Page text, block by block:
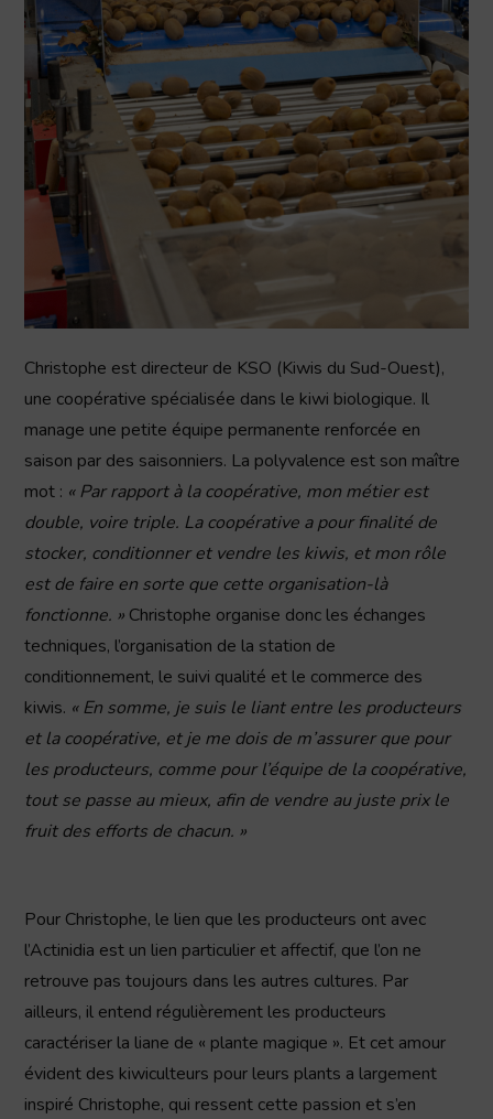
Christophe est directeur de KSO (Kiwis du Sud-Ouest),
une coopérative spécialisée dans le kiwi biologique. Il
manage une petite équipe permanente renforcée en
saison par des saisonniers. La polyvalence est son maître
mot : « Par rapport à la coopérative, mon métier est
double, voire triple. La coopérative a pour finalité de
stocker, conditionner et vendre les kiwis, et mon rôle
est de faire en sorte que cette organisation-là
fonctionne. » Christophe organise donc les échanges
techniques, l’organisation de la station de
conditionnement, le suivi qualité et le commerce des
kiwis. « En somme, je suis le liant entre les producteurs
et la coopérative, et je me dois de m’assurer que pour
les producteurs, comme pour l’équipe de la coopérative,
tout se passe au mieux, afin de vendre au juste prix le
fruit des efforts de chacun. »
Pour Christophe, le lien que les producteurs ont avec
l’Actinidia est un lien particulier et affectif, que l’on ne
retrouve pas toujours dans les autres cultures. Par
ailleurs, il entend régulièrement les producteurs
caractériser la liane de « plante magique ». Et cet amour
évident des kiwiculteurs pour leurs plants a largement
inspiré Christophe, qui ressent cette passion et s’en